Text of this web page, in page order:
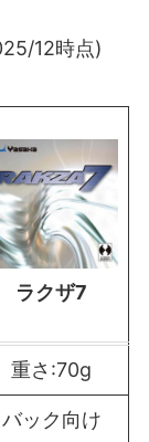
12時点)
ラクザ7
重さ:70g
バック向け